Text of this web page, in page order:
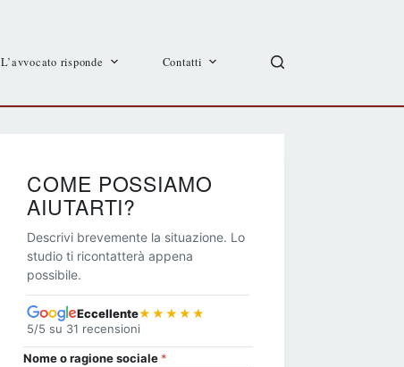
L’avvocato risponde Contatti
COME POSSIAMO
AIUTARTI?
Descrivi brevemente la situazione. Lo
studio ti ricontatterà appena
possibile.
Eccellente★★★★★
5/5 su 31 recensioni
Nome o ragione sociale *